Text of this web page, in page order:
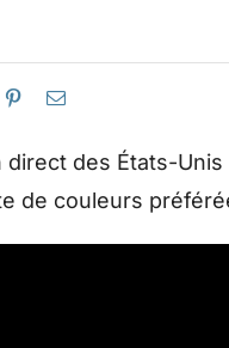
direct des États-
de couleurs